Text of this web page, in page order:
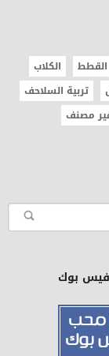
القطط
الكلاب
تربية السلاحف
مصنف
فيس بوك